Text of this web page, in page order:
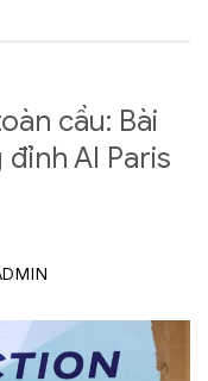
cầu: Bài
AI Paris